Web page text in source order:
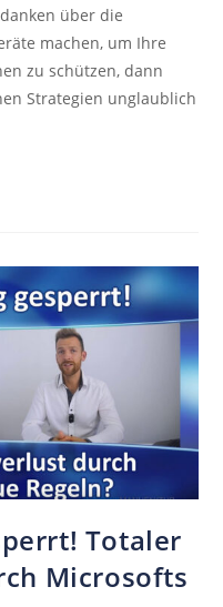
über die
machen, um Ihre
zu schützen, dann
Strategien unglaublich
Totaler
Microsofts